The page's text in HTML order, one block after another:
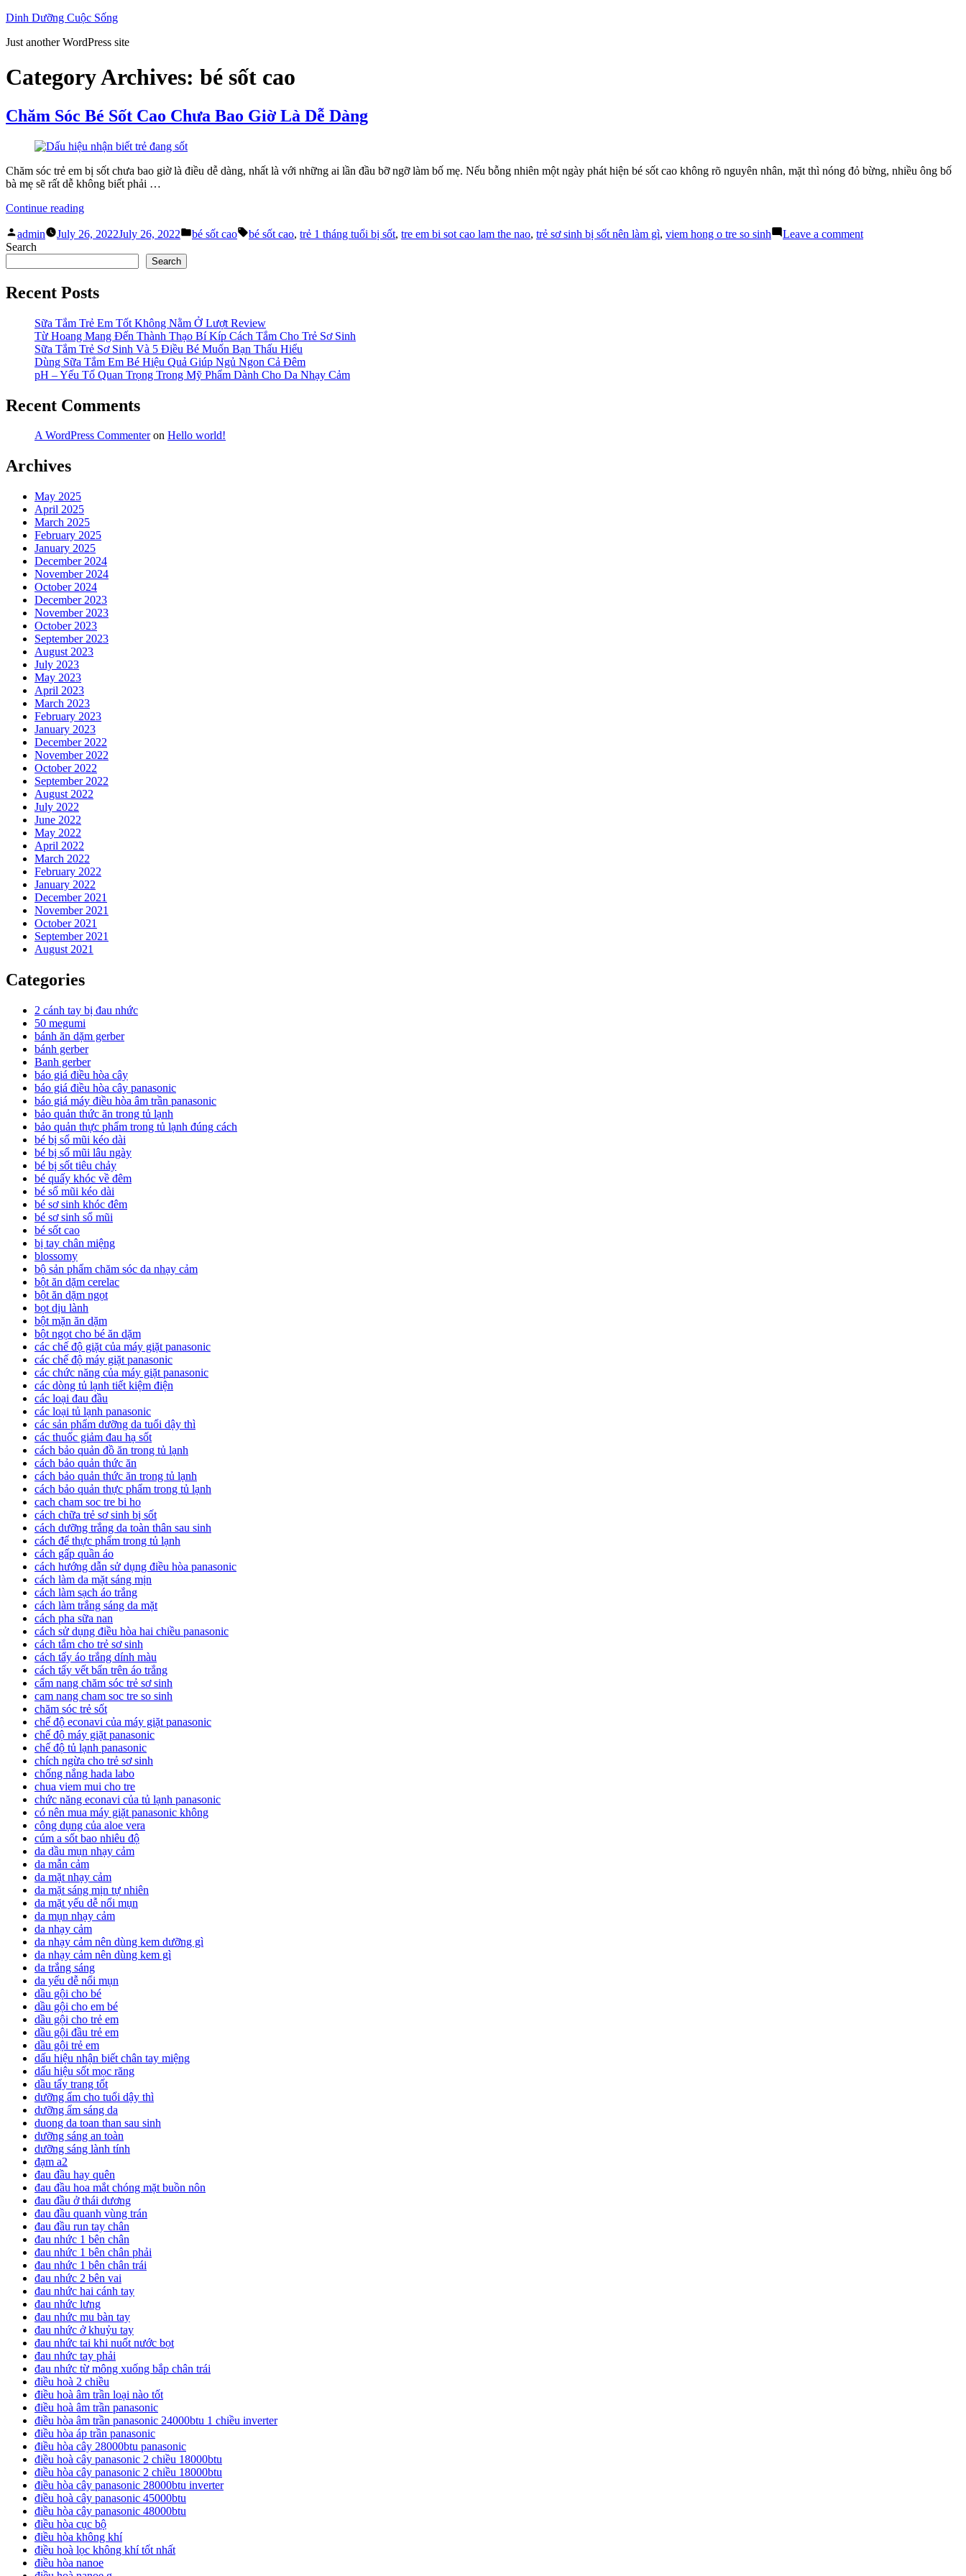
Skip
content
Dinh Dưỡng Cuộc Sống
Just another WordPress site
Category Archives: bé sốt cao
Chăm Sóc Bé Sốt Cao Chưa Bao Giờ Là Dễ Dàng
Chăm sóc trẻ em bị sốt chưa bao giờ là điều dễ dàng, nhất là với những ai lần đầu bỡ ngỡ làm bố mẹ. Nếu bỗng nhiên một ngày phát hiện bé sốt cao không rõ nguyên nhân, mặt thì nóng đỏ bừng, nhiều ông bố
bà mẹ sẽ rất dễ không biết phải …
Continue reading“Chăm
Bé
Chưa
Giờ
Dễ
Dàng”
Posted
by
admin July 26, 2022July 26, 2022
Posted
bé sốt cao Tags:
bé sốt cao, trẻ 1 tháng tuổi bị sốt, tre em bi sot cao lam the nao, trẻ sơ sinh bị sốt nên làm gì, viem hong o tre so sinh Leave a commenton
Search
Search
Recent Posts
Sữa Tắm Trẻ Em Tốt Không Nằm Ở Lượt Review
Từ Hoang Mang Đến Thành Thạo Bí Kíp Cách Tắm Cho Trẻ Sơ Sinh
Sữa Tắm Trẻ Sơ Sinh Và 5 Điều Bé Muốn Bạn Thấu Hiểu
Dùng Sữa Tắm Em Bé Hiệu Quả Giúp Ngủ Ngon Cả Đêm
pH – Yếu Tố Quan Trọng Trong Mỹ Phẩm Dành Cho Da Nhạy Cảm
Recent Comments
A WordPress Commenteron Hello world!
Archives
May 2025
April 2025
March 2025
February 2025
January 2025
December 2024
November 2024
October 2024
December 2023
November 2023
October 2023
September 2023
August 2023
July 2023
May 2023
April 2023
March 2023
February 2023
January 2023
December 2022
November 2022
October 2022
September 2022
August 2022
July 2022
June 2022
May 2022
April 2022
March 2022
February 2022
January 2022
December 2021
November 2021
October 2021
September 2021
August 2021
Categories
2 cánh tay bị đau nhức
50 megumi
bánh ăn dặm gerber
bánh gerber
Banh gerber
báo giá điều hòa cây
báo giá điều hòa cây panasonic
báo giá máy điều hòa âm trần panasonic
bảo quản thức ăn trong tủ lạnh
bảo quản thực phẩm trong tủ lạnh đúng cách
bé bị sổ mũi kéo dài
bé bị sổ mũi lâu ngày
bé bị sốt tiêu chảy
bé quấy khóc về đêm
bé sổ mũi kéo dài
bé sơ sinh khóc đêm
bé sơ sinh sổ mũi
bé sốt cao
bị tay chân miệng
blossomy
bộ sản phẩm chăm sóc da nhạy cảm
bột ăn dặm cerelac
bột ăn dặm ngọt
bọt dịu lành
bột mặn ăn dặm
bột ngọt cho bé ăn dặm
các chế độ giặt của máy giặt panasonic
các chế độ máy giặt panasonic
các chức năng của máy giặt panasonic
các dòng tủ lạnh tiết kiệm điện
các loại đau đầu
các loại tủ lạnh panasonic
các sản phẩm dưỡng da tuổi dậy thì
các thuốc giảm đau hạ sốt
cách bảo quản đồ ăn trong tủ lạnh
cách bảo quản thức ăn
cách bảo quản thức ăn trong tủ lạnh
cách bảo quản thực phẩm trong tủ lạnh
cach cham soc tre bi ho
cách chữa trẻ sơ sinh bị sốt
cách dưỡng trắng da toàn thân sau sinh
cách để thực phẩm trong tủ lạnh
cách gấp quần áo
cách hướng dẫn sử dụng điều hòa panasonic
cách làm da mặt sáng mịn
cách làm sạch áo trắng
cách làm trắng sáng da mặt
cách pha sữa nan
cách sử dụng điều hòa hai chiều panasonic
cách tắm cho trẻ sơ sinh
cách tẩy áo trắng dính màu
cách tẩy vết bẩn trên áo trắng
cẩm nang chăm sóc trẻ sơ sinh
cam nang cham soc tre so sinh
chăm sóc trẻ sốt
chế độ econavi của máy giặt panasonic
chế độ máy giặt panasonic
chế độ tủ lạnh panasonic
chích ngừa cho trẻ sơ sinh
chống nắng hada labo
chua viem mui cho tre
chức năng econavi của tủ lạnh panasonic
có nên mua máy giặt panasonic không
công dụng của aloe vera
cúm a sốt bao nhiêu độ
da dầu mụn nhạy cảm
da mẫn cảm
da mặt nhạy cảm
da mặt sáng mịn tự nhiên
da mặt yếu dễ nổi mụn
da mụn nhạy cảm
da nhạy cảm
da nhạy cảm nên dùng kem dưỡng gì
da nhạy cảm nên dùng kem gì
da trắng sáng
da yếu dễ nổi mụn
dầu gội cho bé
dầu gội cho em bé
dầu gội cho trẻ em
dầu gội đầu trẻ em
dầu gội trẻ em
dấu hiệu nhận biết chân tay miệng
dấu hiệu sốt mọc răng
dầu tẩy trang tốt
dưỡng ẩm cho tuổi dậy thì
dưỡng ẩm sáng da
duong da toan than sau sinh
dưỡng sáng an toàn
dưỡng sáng lành tính
đạm a2
đau đầu hay quên
đau đầu hoa mắt chóng mặt buồn nôn
đau đầu ở thái dương
đau đầu quanh vùng trán
đau đầu run tay chân
đau nhức 1 bên chân
đau nhức 1 bên chân phải
đau nhức 1 bên chân trái
đau nhức 2 bên vai
đau nhức hai cánh tay
đau nhức lưng
đau nhức mu bàn tay
đau nhức ở khuỷu tay
đau nhức tai khi nuốt nước bọt
đau nhức tay phải
đau nhức từ mông xuống bắp chân trái
điều hoà 2 chiều
điều hoà âm trần loại nào tốt
điều hoà âm trần panasonic
điều hòa âm trần panasonic 24000btu 1 chiều inverter
điều hòa áp trần panasonic
điều hòa cây 28000btu panasonic
điều hoà cây panasonic 2 chiều 18000btu
điều hòa cây panasonic 2 chiều 18000btu
điều hòa cây panasonic 28000btu inverter
điều hoà cây panasonic 45000btu
điều hòa cây panasonic 48000btu
điều hòa cục bộ
điều hòa không khí
điều hoà lọc không khí tốt nhất
điều hòa nanoe